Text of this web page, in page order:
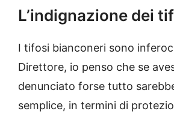
L’indignazione dei
I tifosi bianconeri sono
Direttore, io penso che se
denunciato forse tutto
semplice, in termini di